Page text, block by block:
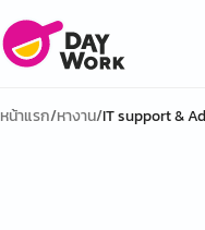
หน้าแรก/หางาน/IT support &